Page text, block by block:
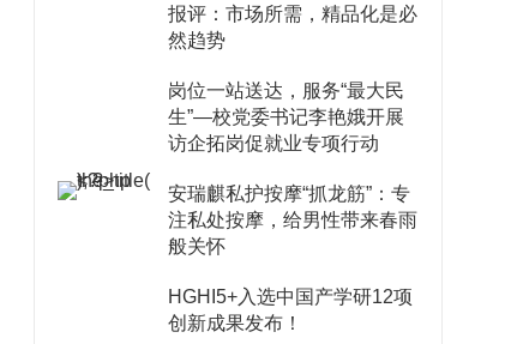
报评：市场所需，精品化是必
然趋势
岗位一站送达，服务“最大民
生”—校党委书记李艳娥开展
访企拓岗促就业专项行动
安瑞麒私护按摩“抓龙筋”：专
注私处按摩，给男性带来春雨
般关怀
HGHI5+入选中国产学研12项
创新成果发布！